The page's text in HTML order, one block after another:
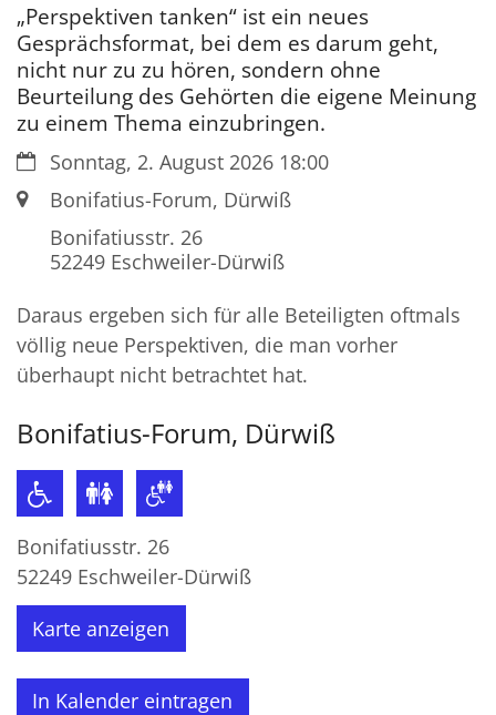
„Perspektiven tanken“ ist ein neues
Gesprächsformat, bei dem es darum geht,
nicht nur zu zu hören, sondern ohne
Beurteilung des Gehörten die eigene Meinung
zu einem Thema einzubringen.
Datum:Sonntag, 2. August 2026 18:00
Ort: Bonifatius-Forum, Dürwiß
Bonifatiusstr. 26
52249 Eschweiler-Dürwiß
Daraus ergeben sich für alle Beteiligten oftmals
völlig neue Perspektiven, die man vorher
überhaupt nicht betrachtet hat.
Bonifatius-Forum, Dürwiß
Bonifatiusstr. 26
52249 Eschweiler-Dürwiß
Karte anzeigen
In Kalender eintragen